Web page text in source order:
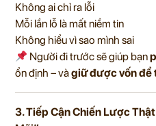
Không ai chỉ ra lỗi
Mỗi lần lỗ là mất niềm tin
Không hiểu vì sao mình sai
Người đi trước sẽ giúp bạn
ổn định – vàgiữ được vốn để
3. Tiếp Cận Chiến Lược